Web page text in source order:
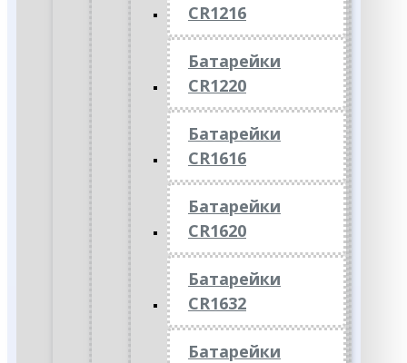
CR1216
Батарейки
CR1220
Батарейки
CR1616
Батарейки
CR1620
Батарейки
CR1632
Батарейки